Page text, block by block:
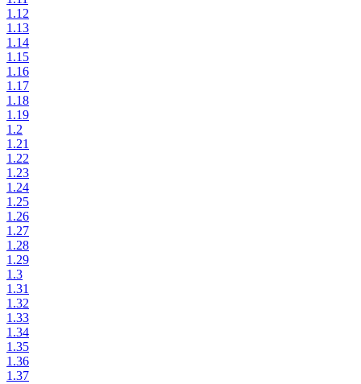
1.12
1.13
1.14
1.15
1.16
1.17
1.18
1.19
1.2
1.21
1.22
1.23
1.24
1.25
1.26
1.27
1.28
1.29
1.3
1.31
1.32
1.33
1.34
1.35
1.36
1.37